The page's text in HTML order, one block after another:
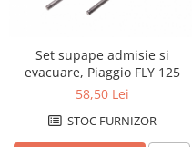
Set supape admisie si
evacuare, Piaggio FLY 125
58,50 Lei
STOC FURNIZOR